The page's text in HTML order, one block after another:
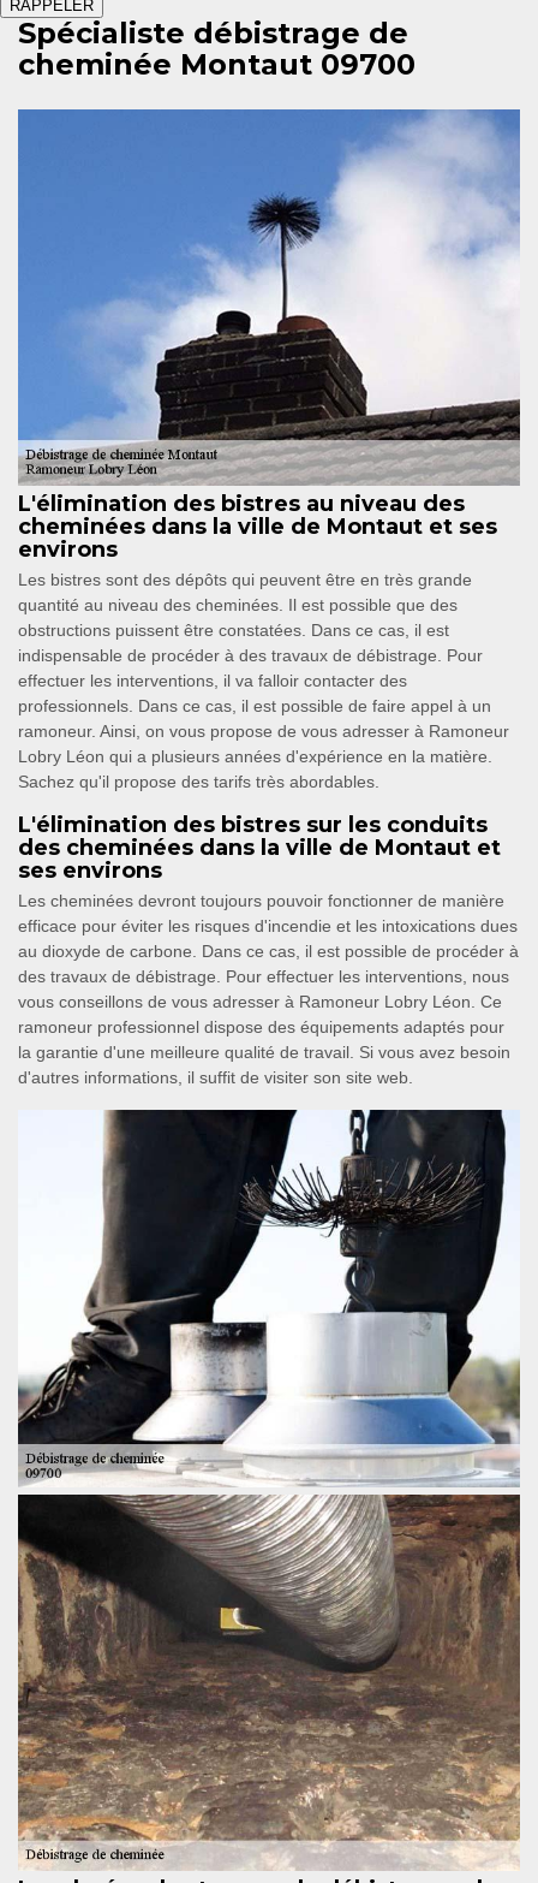
Spécialiste débistrage de
cheminée Montaut 09700
L'élimination des bistres au niveau des
cheminées dans la ville de Montaut et ses
environs
Les bistres sont des dépôts qui peuvent être en très grande
quantité au niveau des cheminées. Il est possible que des
obstructions puissent être constatées. Dans ce cas, il est
indispensable de procéder à des travaux de débistrage. Pour
effectuer les interventions, il va falloir contacter des
professionnels. Dans ce cas, il est possible de faire appel à un
ramoneur. Ainsi, on vous propose de vous adresser à Ramoneur
Lobry Léon qui a plusieurs années d'expérience en la matière.
Sachez qu'il propose des tarifs très abordables.
L'élimination des bistres sur les conduits
des cheminées dans la ville de Montaut et
ses environs
Les cheminées devront toujours pouvoir fonctionner de manière
efficace pour éviter les risques d'incendie et les intoxications dues
au dioxyde de carbone. Dans ce cas, il est possible de procéder à
des travaux de débistrage. Pour effectuer les interventions, nous
vous conseillons de vous adresser à Ramoneur Lobry Léon. Ce
ramoneur professionnel dispose des équipements adaptés pour
la garantie d'une meilleure qualité de travail. Si vous avez besoin
d'autres informations, il suffit de visiter son site web.